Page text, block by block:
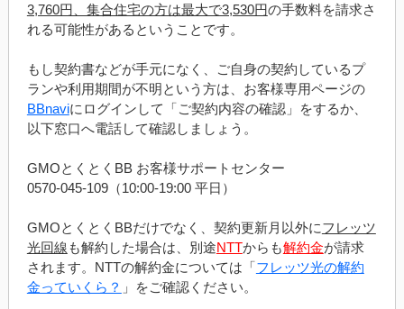
3,760円、集合住宅の方は最大で3,530円の手数料を請求さ
れる可能性があるということです。
もし契約書などが手元になく、ご自身の契約しているプ
ランや利用期間が不明という方は、お客様専用ページの
BBnaviにログインして「ご契約内容の確認」をするか、
以下窓口へ電話して確認しましょう。
GMOとくとくBB お客様サポートセンター
0570-045-109（10:00-19:00 平日）
GMOとくとくBBだけでなく、契約更新月以外にフレッツ
光回線 も解約した場合は、別途NTTからも解約金が請求
されます。NTTの解約金については「フレッツ光の解約
金っていくら？ 」をご確認ください。